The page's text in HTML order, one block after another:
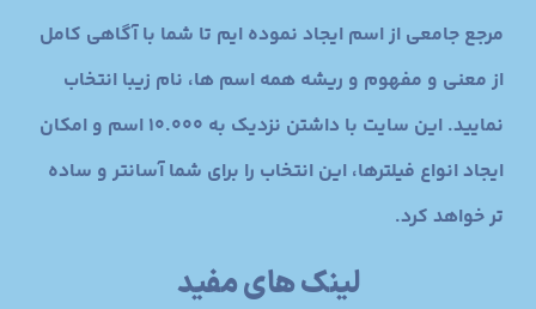
مرجع جامعی از اسم ایجاد نموده ایم تا شما با آگاهی کامل
از معنی و مفهوم و ریشه همه اسم ها، نام زیبا انتخاب
نمایید. این سایت با داشتن نزدیک به 10.000 اسم و امکان
ایجاد انواع فیلترها، این انتخاب را برای شما آسانتر و ساده
تر خواهد کرد.
لینک های مفید